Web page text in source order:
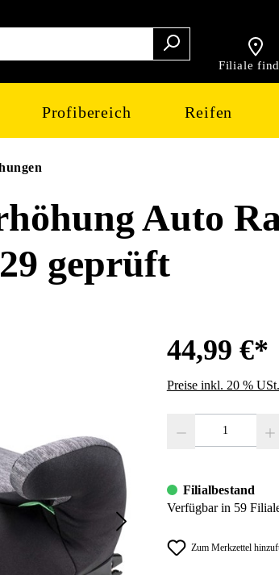
Filiale
Profibereich Reifen
Auto
geprüft
44,99 €*
Preise inkl. 20 %
Filialbestand
Verfügbar in 59
Zum Merkzettel